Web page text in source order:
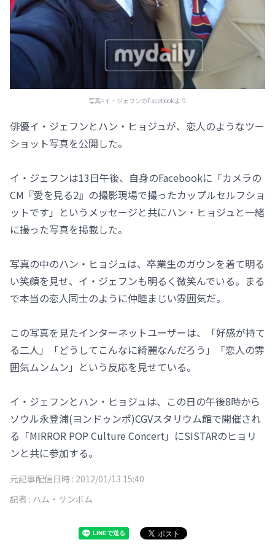
写真=イ・ジェフンのFacebookより
俳優イ・ジェフンとハン・ヒョジュが、恋人のようなツー
ショット写真を公開した。
イ・ジェフンは13日午後、自身のFacebookに「カメラの
CM『愛を見る2』の撮影現場で撮ったカップルセルフショ
ットです」というメッセージと共にハン・ヒョジュと一緒
に撮った写真を掲載した。
写真の中のハン・ヒョジュは、卒業生のガウンを着て明る
い笑顔を見せ、イ・ジェフンも明るく微笑んでいる。まる
で本当の恋人同士のように仲睦まじい雰囲気だ。
この写真を見たインターネットユーザーは、「好感が持て
る二人」「どうしてこんなに綺麗なんだろう」「恋人の雰
囲気ムンムン」という反応を見せている。
イ・ジェフンとハン・ヒョジュは、この日の午後8時から
ソウル永登浦(ヨンドゥンポ)CGVスタリウム館で開催され
る「MIRROR POP Culture Concert」にSISTARのヒョリ
ンと共に参加する。
元記事配信日時 : 2012/01/13 15:40
記者 : ハム・サンボム